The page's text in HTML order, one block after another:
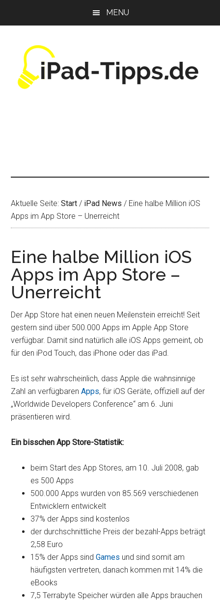
MENU
Aktuelle Seite:Start / iPad News / Eine halbe Million iOS
Apps im App Store – Unerreicht
Eine halbe Million iOS
Apps im App Store –
Unerreicht
Der App Store hat einen neuen Meilenstein erreicht! Seit
gestern sind über 500.000 Apps im Apple App Store
verfügbar. Damit sind natürlich alle iOS Apps gemeint, ob
für den iPod Touch, das iPhone oder das iPad.
Es ist sehr wahrscheinlich, dass Apple die wahnsinnige
Zahl an verfügbarenApps, für iOS Geräte, offiziell auf der
„Worldwide Developers Conference“ am 6. Juni
präsentieren wird.
Ein bisschen App Store-Statistik:
beim Start des App Stores, am 10. Juli 2008, gab
es 500 Apps
500.000 Apps wurden von 85.569 verschiedenen
Entwicklern entwickelt
37% der Apps sind kostenlos
der durchschnittliche Preis der bezahl-Apps beträgt
2,58 Euro
15% der Apps sindGames und sind somit am
häufigsten vertreten, danach kommen mit 14% die
eBooks
7,5 Terrabyte Speicher würden alle Apps brauchen